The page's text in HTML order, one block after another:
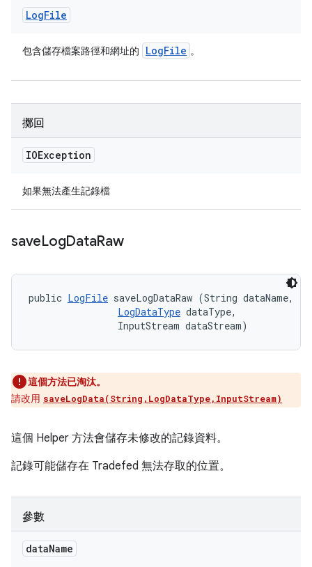
LogFile
包含儲存檔案路徑和網址的 LogFile 。
擲回
IOException
如果無法產生記錄檔
saveLogDataRaw
public LogFile saveLogDataRaw (String dataName,
LogDataType dataType,
                InputStream dataStream)
這個方法已淘汰。
請改用 saveLogData(String,LogDataType,InputStream)
這個 Helper 方法會儲存未修改的記錄資料。
記錄可能儲存在 Tradefed 無法存取的位置。
參數
dataName